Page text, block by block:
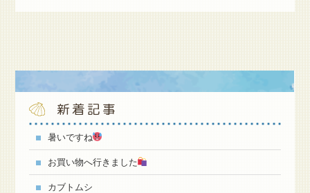
新着記事
暑いですね
お買い物へ行きました
カブトムシ